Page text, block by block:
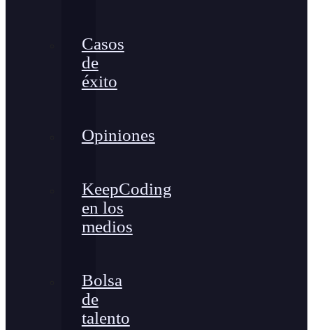
Casos
de
éxito
Opiniones
KeepCoding
en los
medios
Bolsa
de
talento